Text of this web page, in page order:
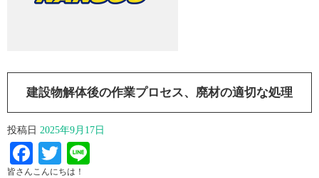
建設物解体後の作業プロセス、廃材の適切な処理
投稿日 2025年9月17日
Facebook
Twitter
皆さんこんにちは！